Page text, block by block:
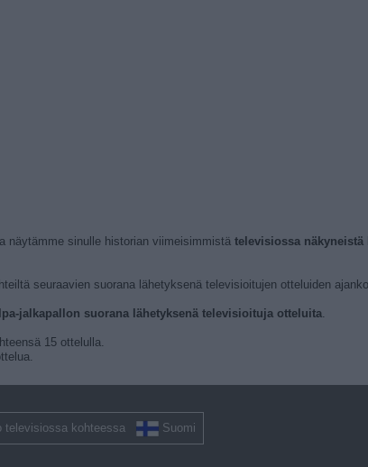
näytämme sinulle historian viimeisimmistä televisiossa näkyneistä
seuraavien suorana lähetyksenä televisioitujen otteluiden
jalkapallon suorana lähetyksenä televisioituja otteluita.
15 ottelulla.
televisiossa kohteessa Suomi